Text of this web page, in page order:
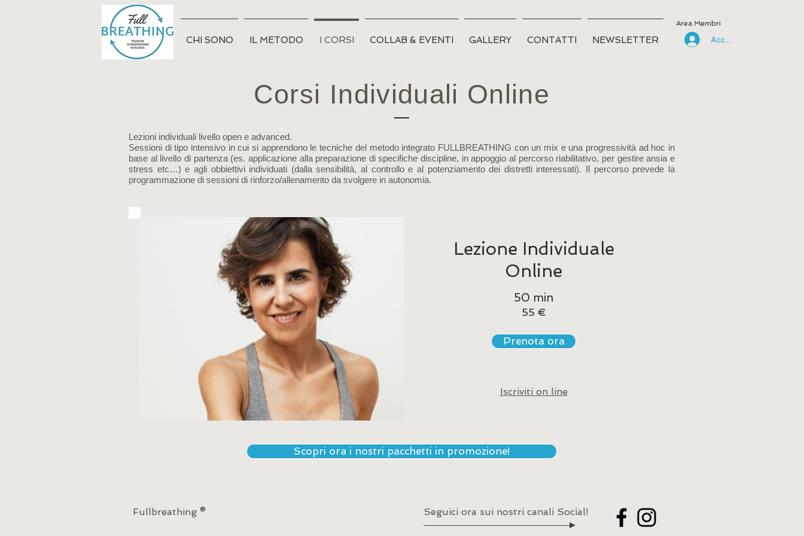
CHI SONO IL METODO I CORSI COLLAB & EVENTI GALLERY CONTATTI NEWSLETTER
Area Membri
Accedi
Corsi Individuali Online
Lezioni individuali livello open e advanced.
Sessioni di tipo intensivo in cui si apprendono le tecniche del metodo integrato FULLBREATHING con un mix e una progressività ad hoc in
base al livello di partenza (es. applicazione alla preparazione di specifiche discipline, in appoggio al percorso riabilitativo, per gestire ansia e
stress etc…) e agli obbiettivi individuati (dalla sensibilità, al controllo e al potenziamento dei distretti interessati). Il percorso prevede la
programmazione di sessioni di rinforzo/allenamento da svolgere in autonomia.
Lezione Individuale
Online
50 min
55 €
Prenota ora
Iscriviti on line
Scopri ora i nostri pacchetti in promozione!
Fullbreathing ® Seguici ora sui nostri canali Social!